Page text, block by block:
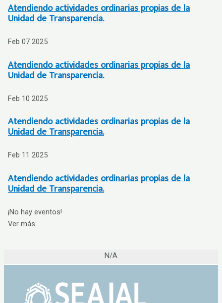
Atendiendo actividades ordinarias propias de la
Unidad de Transparencia.
Feb 07 2025
Atendiendo actividades ordinarias propias de la
Unidad de Transparencia.
Feb 10 2025
Atendiendo actividades ordinarias propias de la
Unidad de Transparencia.
Feb 11 2025
Atendiendo actividades ordinarias propias de la
Unidad de Transparencia.
¡No hay eventos!
Ver más
N/A